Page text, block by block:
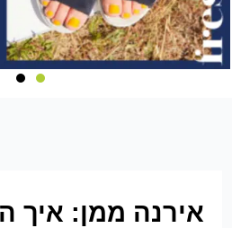
אירנה ממן: איך